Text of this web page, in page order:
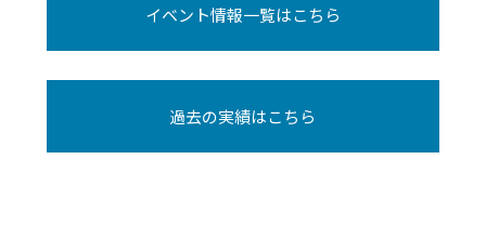
イベント情報一覧はこちら
過去の実績はこちら